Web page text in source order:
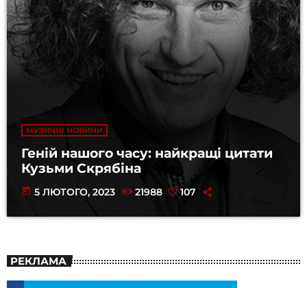
МУЗИЧНІ НОВИНИ
Геній нашого часу: найкращі цитати
Кузьми Скрябіна
today 5 ЛЮТОГО, 2023 21988 107
РЕКЛАМА